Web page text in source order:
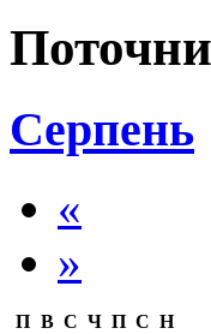
Серпень
«
»
П В С Ч П С Н